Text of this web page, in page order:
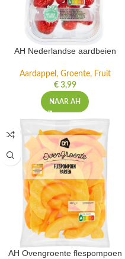
AH Nederlandse aardbeien
Aardappel, Groente, Fruit
€3,99
NAAR AH
AH Ovengroente flespompoen